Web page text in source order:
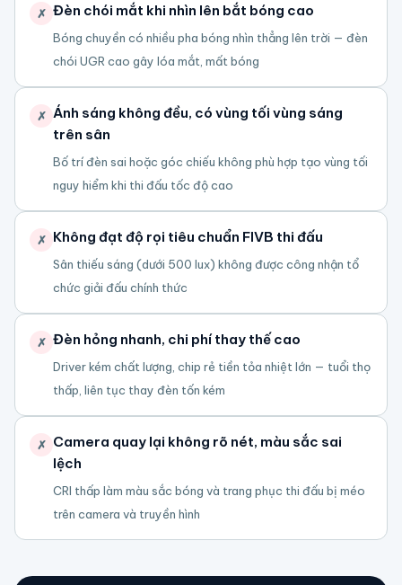
✗ Đèn chói mắt khi nhìn lên bắt bóng cao
Bóng chuyền có nhiều pha bóng nhìn thẳng lên trời — đèn
chói UGR cao gây lóa mắt, mất bóng
✗ Ánh sáng không đều, có vùng tối vùng sáng
trên sân
Bố trí đèn sai hoặc góc chiếu không phù hợp tạo vùng tối
nguy hiểm khi thi đấu tốc độ cao
✗ Không đạt độ rọi tiêu chuẩn FIVB thi đấu
Sân thiếu sáng (dưới 500 lux) không được công nhận tổ
chức giải đấu chính thức
✗ Đèn hỏng nhanh, chi phí thay thế cao
Driver kém chất lượng, chip rẻ tiền tỏa nhiệt lớn — tuổi thọ
thấp, liên tục thay đèn tốn kém
✗ Camera quay lại không rõ nét, màu sắc sai
lệch
CRI thấp làm màu sắc bóng và trang phục thi đấu bị méo
trên camera và truyền hình